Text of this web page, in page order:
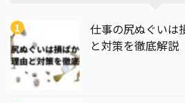
仕事の尻ぬぐいは
と対策を徹底解説